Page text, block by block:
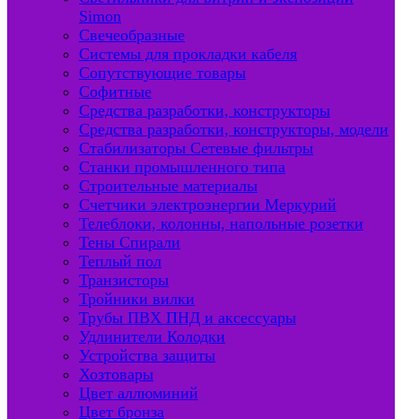
Simon
Свечеобразные
Системы для прокладки кабеля
Сопутствующие товары
Софитные
Средства разработки, конструкторы
Средства разработки, конструкторы, модели
Стабилизаторы Сетевые фильтры
Станки промышленного типа
Строительные материалы
Счетчики электроэнергии Меркурий
Телеблоки, колонны, напольные розетки
Тены Спирали
Теплый пол
Транзисторы
Тройники вилки
Трубы ПВХ ПНД и аксессуары
Удлинители Колодки
Устройства защиты
Хозтовары
Цвет аллюминий
Цвет бронза